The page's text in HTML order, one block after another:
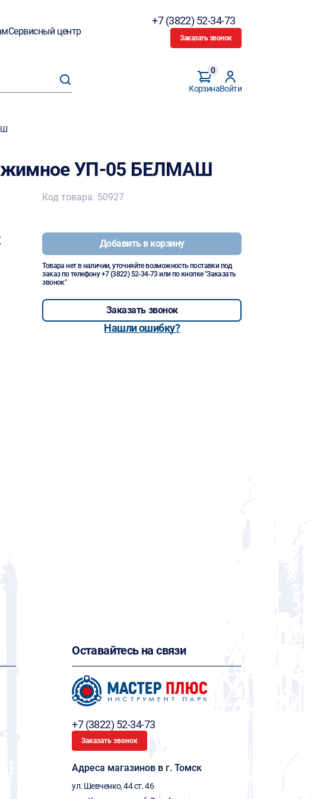
Сервисный центр
+7 (3822) 52-34-73
Заказать звонок
Корзина
0
Войти
УП-05 БЕЛМАШ
Код товара: 50927
Добавить в корзину
Товара нет в наличии, уточняйте возможность поставки под
заказ по телефону+7 (3822) 52-34-73 или по кнопке "Заказать
звонок"
Заказать звонок
Нашли ошибку?
Оставайтесь на связи
+7 (3822) 52-34-73
Заказать звонок
Адреса магазинов в г. Томск
ул. Шевченко, 44 ст. 46